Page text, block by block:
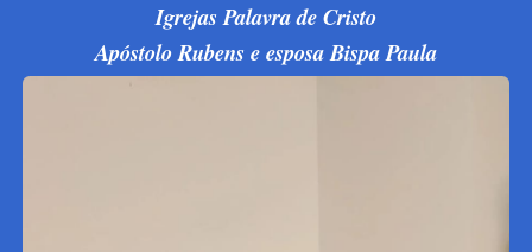
Igrejas Palavra de Cristo
Apóstolo Rubens e esposa Bispa Paula